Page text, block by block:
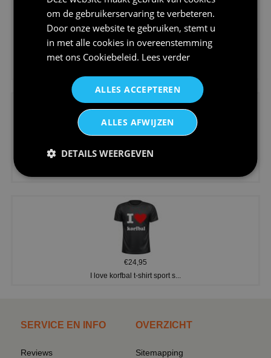
€24,95
€24,95
€24,95
I love korfbal t-shirt sport s...
SERVICE EN INFO
Reviews
OVERZICHT
Sitemapping
om de gebruikerservaring te verbeteren.
Door onze website te gebruiken, stemt u
in met alle cookies in overeenstemming
met ons Cookiebeleid. Lees verder
ALLES ACCEPTEREN
ALLES AFWIJZEN
DETAILS WEERGEVEN